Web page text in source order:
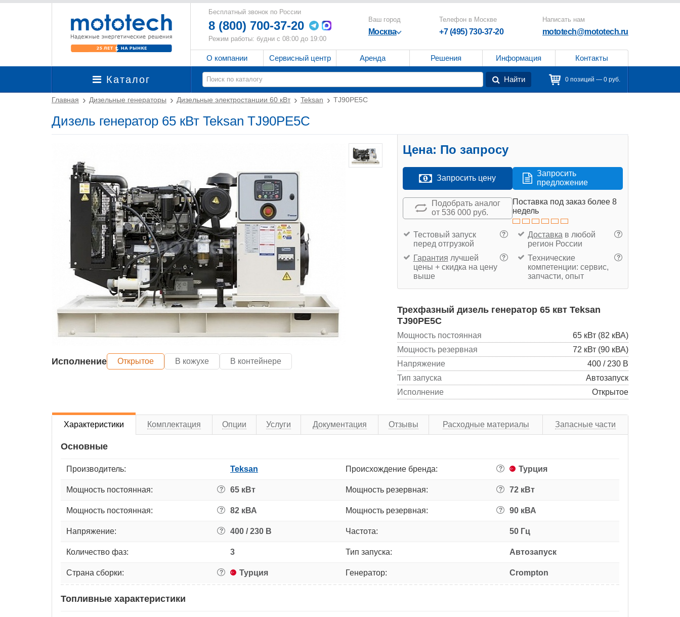
Бесплатный звонок по России
8 (800) 700-37-20
Режим работы: будни с 08:00 до 19:00
Ваш город
Москва
Телефон в Москве
+7 (495) 730-37-20
Написать нам
mototech@mototech.ru
О компании Сервисный центр Аренда Решения Информация Контакты
Каталог Найти 0 позиций — 0 руб.
Главная Дизельные генераторы Дизельные электростанции 60 кВт Teksan TJ90PE5C
Дизель генератор 65 кВт Teksan TJ90PE5C
Исполнение Открытое В кожухе В контейнере
Цена: По запросу
Запросить цену
Запросить
предложение
Подобрать аналог
от 536 000 руб.
Поставка под заказ более 8
недель
?
Тестовый запуск
перед отгрузкой
?
Доставка в любой
регион России
?
Гарантия лучшей
цены + скидка на цену
выше
?
Технические
компетенции: сервис,
запчасти, опыт
Трехфазный дизель генератор 65 квт Teksan
TJ90PE5C
Мощность постоянная
65 кВт (82 кВА)
Мощность резервная
72 кВт (90 кВА)
Напряжение
400 / 230 В
Тип запуска
Автозапуск
Исполнение
Открытое
Характеристики Комплектация Опции Услуги Документация Отзывы Расходные материалы Запасные части
Основные
Производитель: Teksan Происхождение бренда: ? Турция
Мощность постоянная: ? 65 кВт Мощность резервная: ? 72 кВт
Мощность постоянная: ? 82 кВА Мощность резервная: ? 90 кВА
Напряжение: ? 400 / 230 В Частота: 50 Гц
Количество фаз: 3 Тип запуска: Автозапуск
Страна сборки: ? Турция Генератор: Crompton
Топливные характеристики